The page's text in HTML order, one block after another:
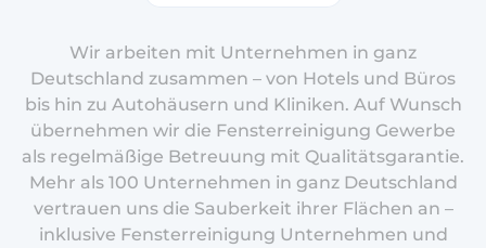
Wir arbeiten mit Unternehmen in ganz
Deutschland zusammen – von Hotels und Büros
bis hin zu Autohäusern und Kliniken. Auf Wunsch
übernehmen wir die Fensterreinigung Gewerbe
als regelmäßige Betreuung mit Qualitätsgarantie.
Mehr als 100 Unternehmen in ganz Deutschland
vertrauen uns die Sauberkeit ihrer Flächen an –
inklusive Fensterreinigung Unternehmen und